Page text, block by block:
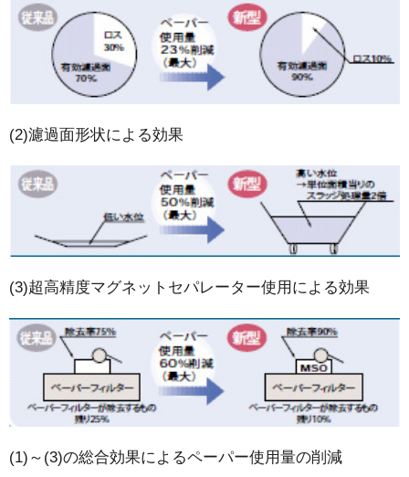
(2)濾過面形状による効果
(3)超高精度マグネットセパレーター使用による効果
(1)～(3)の総合効果によるペーパー使用量の削減